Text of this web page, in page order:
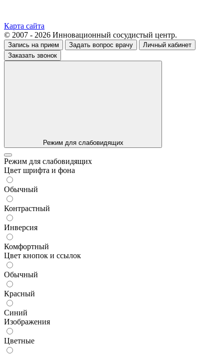
Карта сайта
© 2007 - 2026 Инновационный сосудистый центр.
Запись на прием Задать вопрос врачу
Личный кабинет
Заказать звонок
Режим для слабовидящих
Режим для слабовидящих
Цвет шрифта и фона
Обычный
Контрастный
Инверсия
Комфортный
Цвет кнопок и ссылок
Обычный
Красный
Синий
Изображения
Цветные